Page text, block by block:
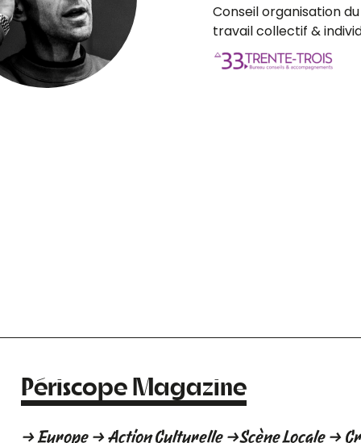
Conseil organisation du
travail collectif &
Périscope Magazine
→ Europe → Action Culturelle →Scène Locale →